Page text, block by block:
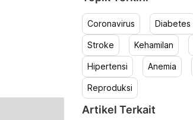
Coronavirus Diabetes
Stroke Kehamilan
Hipertensi Anemia
Reproduksi
Artikel Terkait